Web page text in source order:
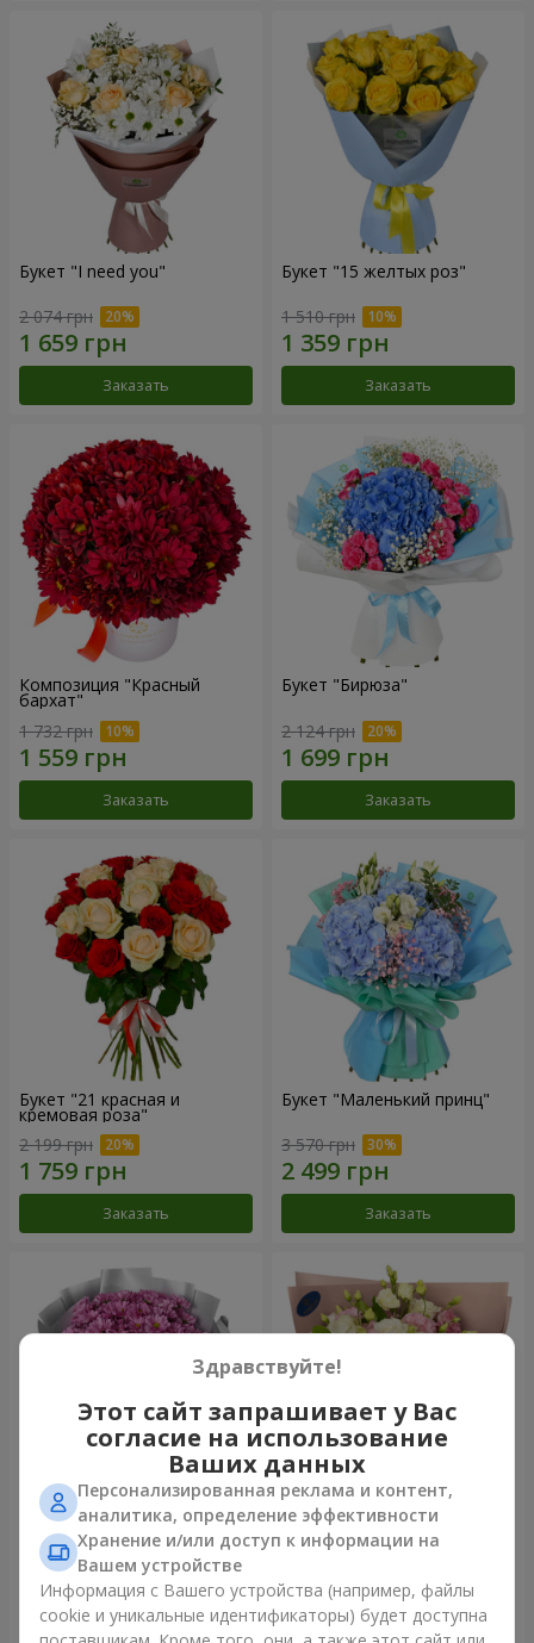
Букет "I need you"
2 074 грн
Заказать
Букет "15 желтых роз"
1 510 грн
Заказать
Композиция "Красный
бархат"
1 732 грн
Заказать
Букет "Бирюза"
2 124 грн
Заказать
Букет "21 красная и
кремовая роза"
2 199 грн
Заказать
Букет "Маленький принц"
3 570 грн
Заказать
Букет "Твои хризантемы"
1 952 грн
Заказать
Букет "Панна Котта"
Заказать
Здравствуйте!
Этот сайт запрашивает у Вас
согласие на использование
Ваших данных
Персонализированная реклама и контент,
аналитика, определение эффективности
Хранение и/или доступ к информации на
Вашем устройстве
Информация с Вашего устройства (например, файлы
cookie и уникальные идентификаторы) будет доступна